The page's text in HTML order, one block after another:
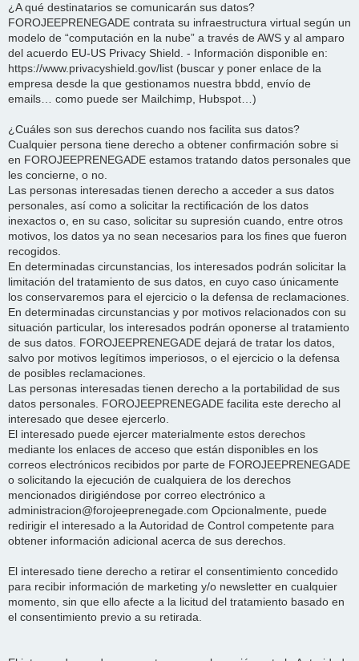
¿A qué destinatarios se comunicarán sus datos?
FOROJEEPRENEGADE contrata su infraestructura virtual según un
modelo de “computación en la nube” a través de AWS y al amparo
del acuerdo EU-US Privacy Shield. - Información disponible en:
https://www.privacyshield.gov/list (buscar y poner enlace de la
empresa desde la que gestionamos nuestra bbdd, envío de
emails… como puede ser Mailchimp, Hubspot…)
¿Cuáles son sus derechos cuando nos facilita sus datos?
Cualquier persona tiene derecho a obtener confirmación sobre si
en FOROJEEPRENEGADE estamos tratando datos personales que
les concierne, o no.
Las personas interesadas tienen derecho a acceder a sus datos
personales, así como a solicitar la rectificación de los datos
inexactos o, en su caso, solicitar su supresión cuando, entre otros
motivos, los datos ya no sean necesarios para los fines que fueron
recogidos.
En determinadas circunstancias, los interesados podrán solicitar la
limitación del tratamiento de sus datos, en cuyo caso únicamente
los conservaremos para el ejercicio o la defensa de reclamaciones.
En determinadas circunstancias y por motivos relacionados con su
situación particular, los interesados podrán oponerse al tratamiento
de sus datos. FOROJEEPRENEGADE dejará de tratar los datos,
salvo por motivos legítimos imperiosos, o el ejercicio o la defensa
de posibles reclamaciones.
Las personas interesadas tienen derecho a la portabilidad de sus
datos personales. FOROJEEPRENEGADE facilita este derecho al
interesado que desee ejercerlo.
El interesado puede ejercer materialmente estos derechos
mediante los enlaces de acceso que están disponibles en los
correos electrónicos recibidos por parte de FOROJEEPRENEGADE
o solicitando la ejecución de cualquiera de los derechos
mencionados dirigiéndose por correo electrónico a
administracion@forojeeprenegade.com Opcionalmente, puede
redirigir el interesado a la Autoridad de Control competente para
obtener información adicional acerca de sus derechos.
El interesado tiene derecho a retirar el consentimiento concedido
para recibir información de marketing y/o newsletter en cualquier
momento, sin que ello afecte a la licitud del tratamiento basado en
el consentimiento previo a su retirada.